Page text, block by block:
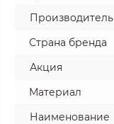
Производитель
Страна бренда
Акция
Материал
Наименование